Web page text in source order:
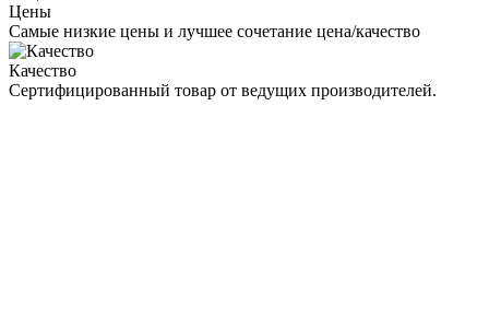
Цены
Самые низкие цены и лучшее сочетание цена/качество
Качество
Сертифицированный товар от ведущих производителей.